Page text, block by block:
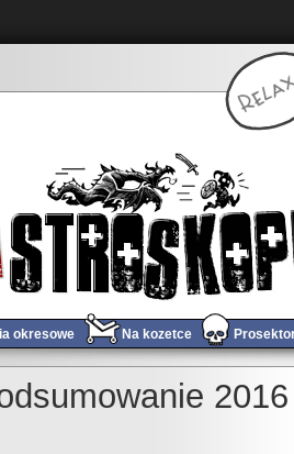
okresowe Na kozetce